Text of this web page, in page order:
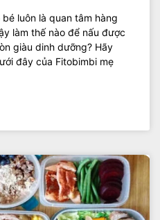
luôn là quan tâm hàng
làm thế nào để nấu được
giàu dinh dưỡng? Hãy
đây của Fitobimbi mẹ